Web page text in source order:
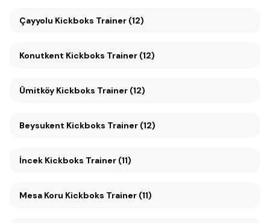
Çayyolu Kickboks Trainer (12)
Konutkent Kickboks Trainer (12)
Ümitköy Kickboks Trainer (12)
Beysukent Kickboks Trainer (12)
İncek Kickboks Trainer (11)
Mesa Koru Kickboks Trainer (11)